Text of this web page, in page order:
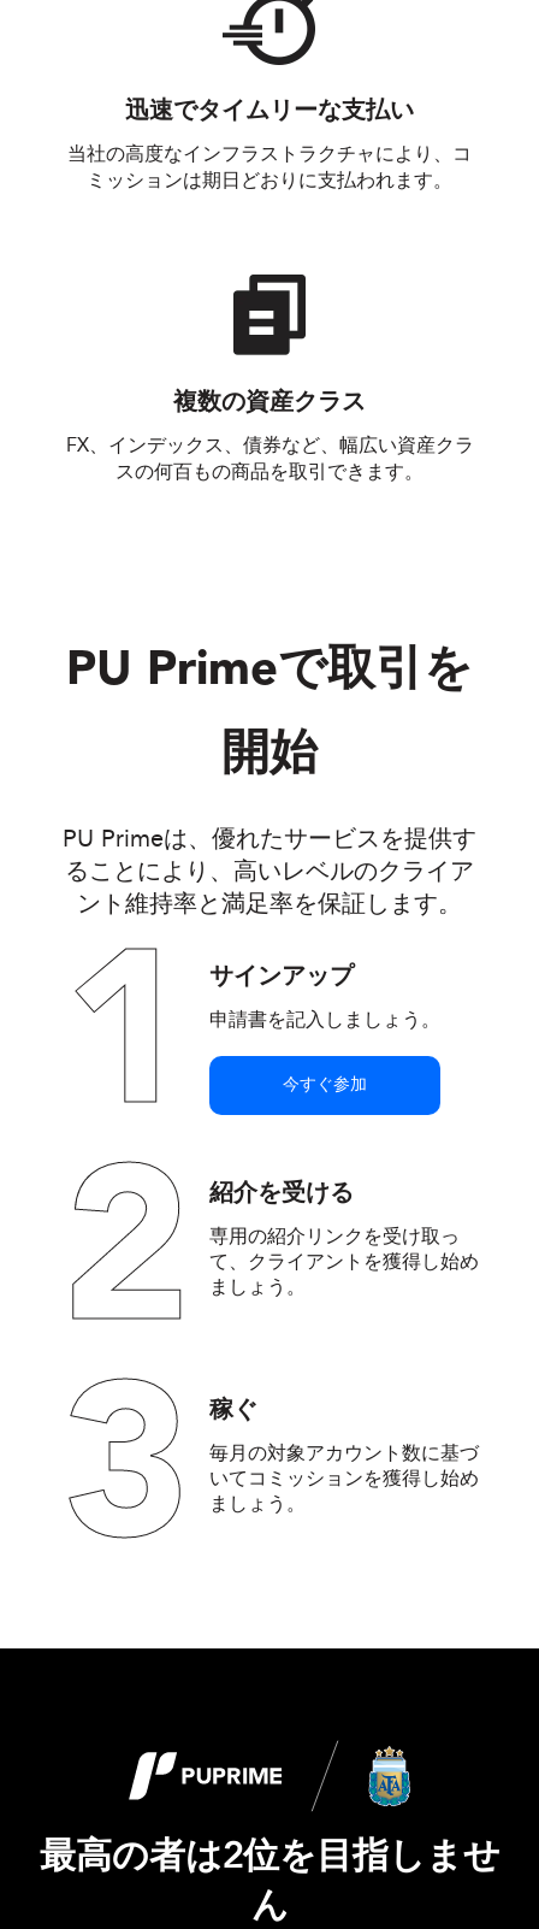
迅速でタイムリーな支払い
当社の高度なインフラストラクチャにより、コ
ミッションは期日どおりに支払われます。
複数の資産クラス
FX、インデックス、債券など、幅広い資産クラ
スの何百もの商品を取引できます。
PU Primeで取引を
開始
PU Primeは、優れたサービスを提供す
ることにより、高いレベルのクライア
ント維持率と満足率を保証します。
1 サインアップ
申請書を記入しましょう。
今すぐ参加
2 紹介を受ける
専用の紹介リンクを受け取っ
て、クライアントを獲得し始め
ましょう。
3 稼ぐ
毎月の対象アカウント数に基づ
いてコミッションを獲得し始め
ましょう。
最高の者は2位を目指しませ
ん